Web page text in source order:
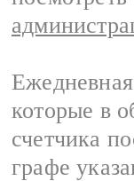
которые в
счетчика
графе